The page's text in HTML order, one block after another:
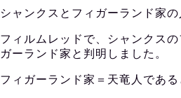
シャンクスとフィガーランド家の
フィルムレッドで、シャンクス
ガーランド家と判明しました。
フィガーランド家＝天竜人である